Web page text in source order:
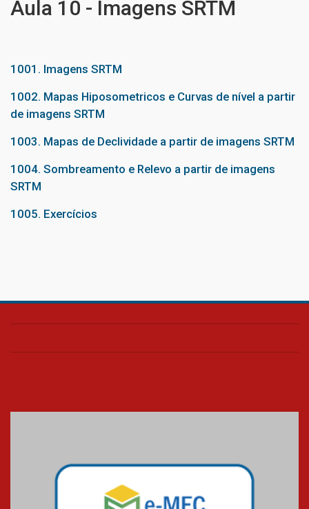
Aula 10 - Imagens SRTM
1001. Imagens SRTM
1002. Mapas Hiposometricos e Curvas de nível a partir
de imagens SRTM
1003. Mapas de Declividade a partir de imagens SRTM
1004. Sombreamento e Relevo a partir de imagens
SRTM
1005. Exercícios